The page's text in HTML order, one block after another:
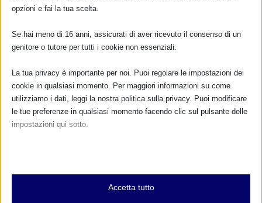
opzioni e fai la tua scelta.
Se hai meno di 16 anni, assicurati di aver ricevuto il consenso di un
genitore o tutore per tutti i cookie non essenziali.
La tua privacy è importante per noi. Puoi regolare le impostazioni dei
cookie in qualsiasi momento. Per maggiori informazioni su come
utilizziamo i dati, leggi la nostra politica sulla privacy. Puoi modificare
le tue preferenze in qualsiasi momento facendo clic sul pulsante delle
impostazioni qui sotto.
Essenziali
I cookie e i servizi essenziali abilitano le funzioni di base e sono
Accetta tutto